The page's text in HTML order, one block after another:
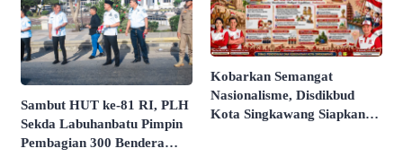
Sambut HUT ke-81 RI, PLH
Sekda Labuhanbatu Pimpin
Pembagian 300 Bendera
​Kobarkan Semangat
Nasionalisme, Disdikbud
Kota Singkawang Siapkan